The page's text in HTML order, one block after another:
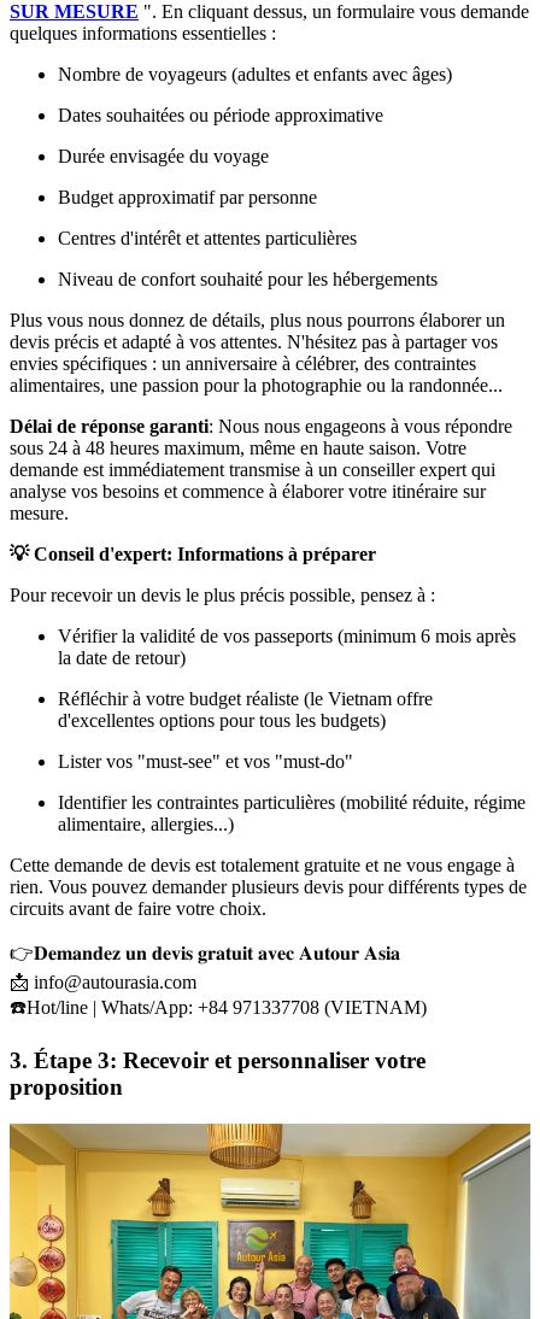
SUR MESURE ". En cliquant dessus, un formulaire vous demande
quelques informations essentielles :
Nombre de voyageurs (adultes et enfants avec âges)
Dates souhaitées ou période approximative
Durée envisagée du voyage
Budget approximatif par personne
Centres d'intérêt et attentes particulières
Niveau de confort souhaité pour les hébergements
Plus vous nous donnez de détails, plus nous pourrons élaborer un
devis précis et adapté à vos attentes. N'hésitez pas à partager vos
envies spécifiques : un anniversaire à célébrer, des contraintes
alimentaires, une passion pour la photographie ou la randonnée...
Délai de réponse garanti: Nous nous engageons à vous répondre
sous 24 à 48 heures maximum, même en haute saison. Votre
demande est immédiatement transmise à un conseiller expert qui
analyse vos besoins et commence à élaborer votre itinéraire sur
mesure.
💡 Conseil d'expert: Informations à préparer
Pour recevoir un devis le plus précis possible, pensez à :
Vérifier la validité de vos passeports (minimum 6 mois après
la date de retour)
Réfléchir à votre budget réaliste (le Vietnam offre
d'excellentes options pour tous les budgets)
Lister vos "must-see" et vos "must-do"
Identifier les contraintes particulières (mobilité réduite, régime
alimentaire, allergies...)
Cette demande de devis est totalement gratuite et ne vous engage à
rien. Vous pouvez demander plusieurs devis pour différents types de
circuits avant de faire votre choix.
👉𝐃𝐞𝐦𝐚𝐧𝐝𝐞𝐳 𝐮𝐧 𝐝𝐞𝐯𝐢𝐬 𝐠𝐫𝐚𝐭𝐮𝐢𝐭 𝐚𝐯𝐞𝐜 𝐀𝐮𝐭𝐨𝐮𝐫 𝐀𝐬𝐢𝐚
📩 info@autourasia.com
☎️Hot/line | Whats/App: +84 971337708 (VIETNAM)
3. Étape 3: Recevoir et personnaliser votre
proposition